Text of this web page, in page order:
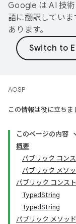
Google は AI 技
語に翻訳してい
あります。
AOSP
この情報は役に立ちま
このページの内容
概要
パブリック コン
パブリック メソ
パブリック コンス
TypedString
TypedString
パブリック メソッド